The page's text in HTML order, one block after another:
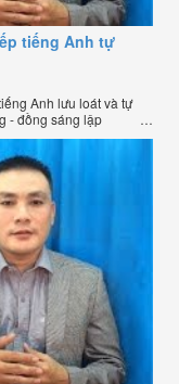
tiếng Anh tự
Anh lưu loát và tự
- đồng sáng lập
chặt chẽ nhất thế giới.